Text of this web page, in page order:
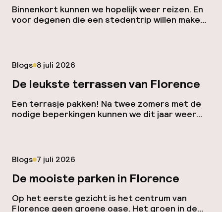
Binnenkort kunnen we hopelijk weer reizen. En
voor degenen die een stedentrip willen maken
soms zelfs in hartje Florence. Verheug jij je ook
al op gegrilde worstjes van de […]
Blogs Gepubliceerd op
8 juli 2026
De leukste terrassen van Florence
Een terrasje pakken! Na twee zomers met de
nodige beperkingen kunnen we dit jaar weer
komt. Genieten op de terrassen van Florence
Piazza della Passera is zo’n pleintje waar het
altijd gezellig […]
Blogs Gepubliceerd op
7 juli 2026
De mooiste parken in Florence
Op het eerste gezicht is het centrum van
Florence geen groene oase. Het groen in de